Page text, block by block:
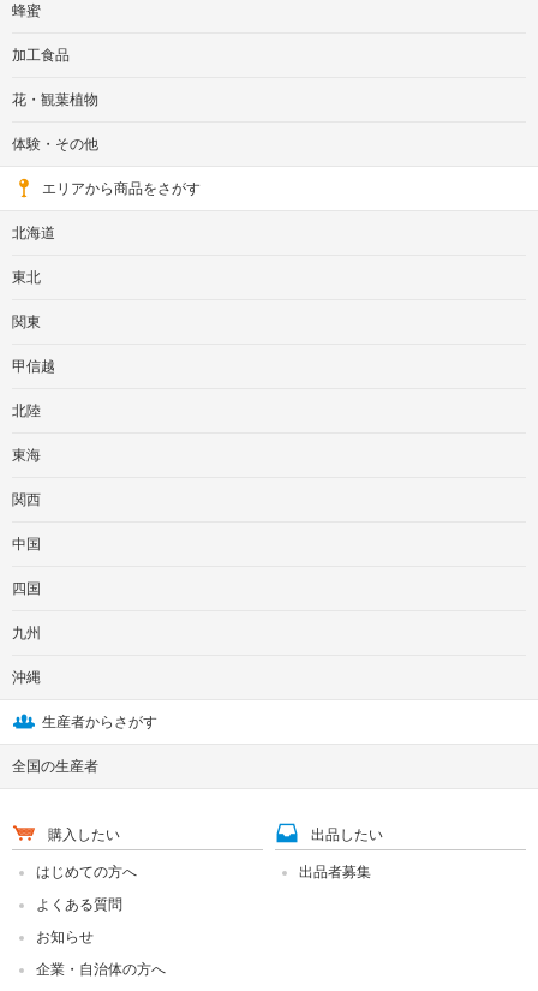
蜂蜜
加工食品
花・観葉植物
体験・その他
エリアから商品をさがす
北海道
東北
関東
甲信越
北陸
東海
関西
中国
四国
九州
沖縄
生産者からさがす
全国の生産者
購入したい
はじめての方へ
よくある質問
お知らせ
企業・自治体の方へ
出品したい
出品者募集